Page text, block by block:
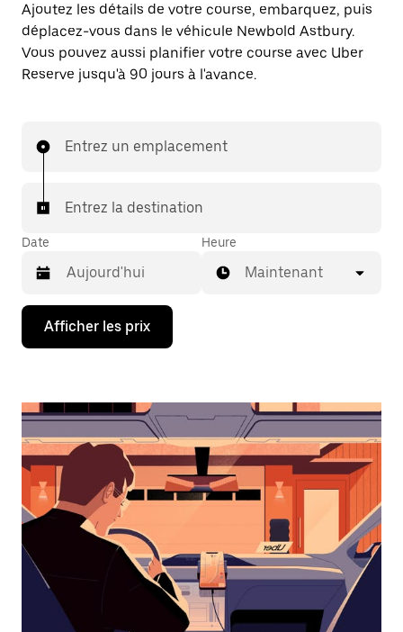
Ajoutez les détails de votre course, embarquez, puis
déplacez-vous dans le véhicule Newbold Astbury.
Vous pouvez aussi planifier votre course avec Uber
Reserve jusqu'à 90 jours à l'avance.
Entrez un emplacement
Entrez la destination
Date
Appuyez
la
bas
interagir
avec
calendrier
et
sélectionner
une
date.
Appuyez
Heure
Maintenant
Afficher les prix